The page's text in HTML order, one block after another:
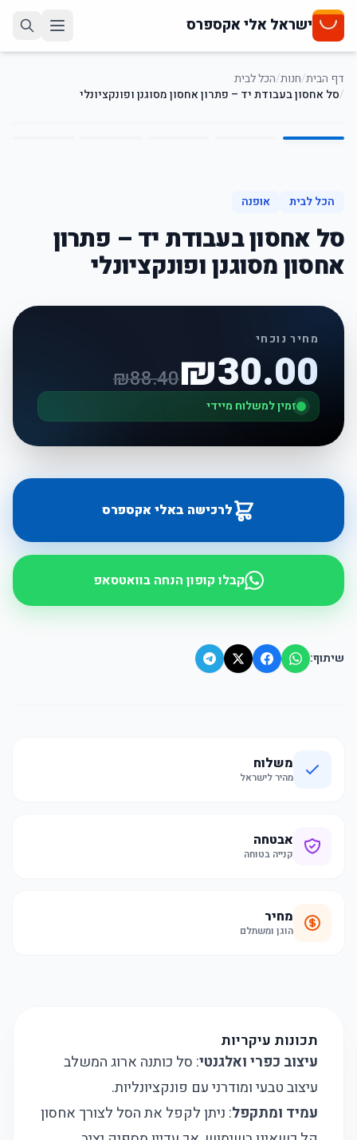
ישראל אלי אקספרס
דף הבית/חנות/הכל לבית
/סל אחסון בעבודת יד – פתרון אחסון מסוגנן ופונקציונלי
1
/
5
הכל לבית אופנה
סל אחסון בעבודת יד – פתרון
אחסון מסוגנן ופונקציונלי
מחיר נוכחי
₪30.00
₪88.40
זמין למשלוח מיידי
לרכישה באלי אקספרס
קבלו קופון הנחה בוואטסאפ
שיתוף:
משלוח
מהיר לישראל
אבטחה
קנייה בטוחה
מחיר
הוגן ומשתלם
תכונות עיקריות
עיצוב כפרי ואלגנטי: סל כותנה ארוג המשלב
עיצוב טבעי ומודרני עם פונקציונליות.
עמיד ומתקפל: ניתן לקפל את הסל לצורך אחסון